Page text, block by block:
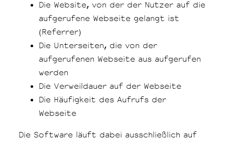
Die Website, von der der Nutzer auf die
aufgerufene Webseite gelangt ist
(Referrer)
Die Unterseiten, die von der
aufgerufenen Webseite aus aufgerufen
werden
Die Verweildauer auf der Webseite
Die Häufigkeit des Aufrufs der
Webseite
Die Software läuft dabei ausschließlich auf